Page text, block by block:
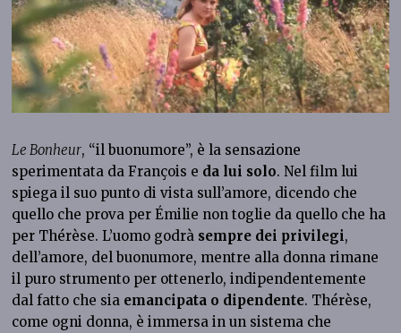
Le Bonheur, “il buonumore”, è la sensazione
sperimentata da François e da lui solo. Nel film lui
spiega il suo punto di vista sull’amore, dicendo che
quello che prova per Émilie non toglie da quello che ha
per Thérèse. L’uomo godrà sempre dei privilegi,
dell’amore, del buonumore, mentre alla donna rimane
il puro strumento per ottenerlo, indipendentemente
dal fatto che sia emancipata o dipendente. Thérèse,
come ogni donna, è immersa in un sistema che